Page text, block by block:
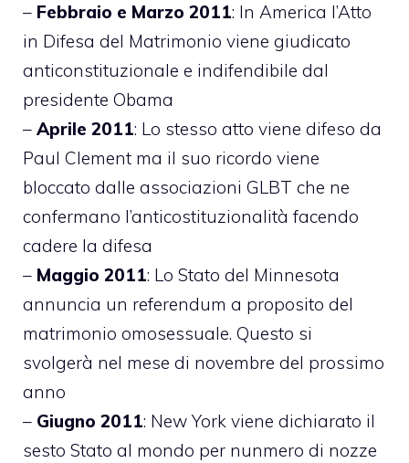
– Febbraio e Marzo 2011: In America l’Atto
in Difesa del Matrimonio viene giudicato
anticonstituzionale e indifendibile dal
presidente Obama
– Aprile 2011: Lo stesso atto viene difeso da
Paul Clement ma il suo ricordo viene
bloccato dalle associazioni GLBT che ne
confermano l’anticostituzionalità facendo
cadere la difesa
– Maggio 2011: Lo Stato del Minnesota
annuncia un referendum a proposito del
matrimonio omosessuale. Questo si
svolgerà nel mese di novembre del prossimo
anno
– Giugno 2011: New York viene dichiarato il
sesto Stato al mondo per nunmero di nozze